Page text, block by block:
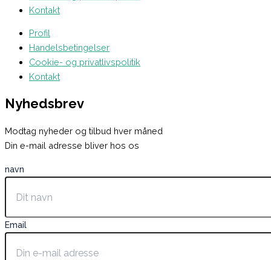
Kontakt
Profil
Handelsbetingelser
Cookie- og privatlivspolitik
Kontakt
Nyhedsbrev
Modtag nyheder og tilbud hver måned
Din e-mail adresse bliver hos os
navn
Email